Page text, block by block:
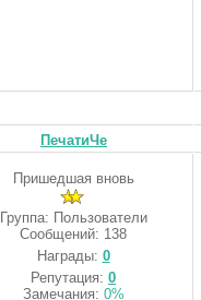
ПечатиЧе
Пришедшая вновь
Группа: Пользователи
Сообщений: 138
Награды: 0
Репутация: 0
Замечания: 0%